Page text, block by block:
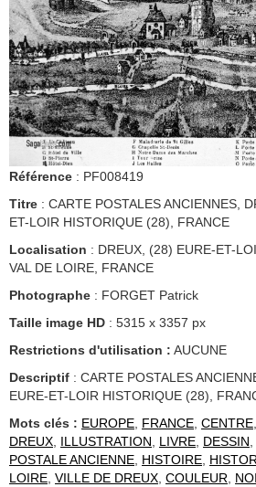
Référence : PF008419
Titre : CARTE POSTALES ANCIENNES,
ET-LOIR HISTORIQUE (28), FRANCE
Localisation : DREUX, (28) EURE-ET-
VAL DE LOIRE, FRANCE
Photographe : FORGET Patrick
Taille image HD : 5315 x 3357 px
Restrictions d'utilisation : AUCUNE
Descriptif : CARTE POSTALES
EURE-ET-LOIR HISTORIQUE (28),
Mots clés : EUROPE, FRANCE, CENTRE,
DREUX, ILLUSTRATION, LIVRE, DESSIN,
POSTALE ANCIENNE, HISTOIRE,
LOIRE, VILLE DE DREUX, COULEUR,